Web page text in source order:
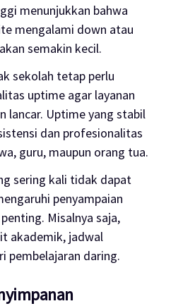
menunjukkan bahwa
mengalami down atau
semakin kecil.
sekolah tetap perlu
uptime agar layanan
lancar. Uptimeyang stabil
dan profesionalitas
guru, maupun orang tua.
sering kali tidak dapat
penyampaian
Misalnya saja,
akademik, jadwal
pembelajaran daring.